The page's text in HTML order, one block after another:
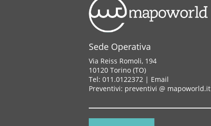
Sede Operativa
Via Reiss Romoli, 194
10120 Torino (TO)
Tel: 011.0122372 | Email
Preventivi: preventivi @ mapoworld.it